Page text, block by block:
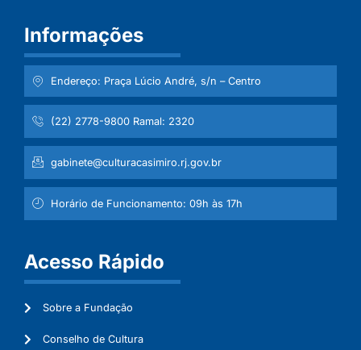
Informações
Endereço: Praça Lúcio André, s/n – Centro
(22) 2778-9800 Ramal: 2320
gabinete@culturacasimiro.rj.gov.br
Horário de Funcionamento: 09h às 17h
Acesso Rápido
Sobre a Fundação
Conselho de Cultura